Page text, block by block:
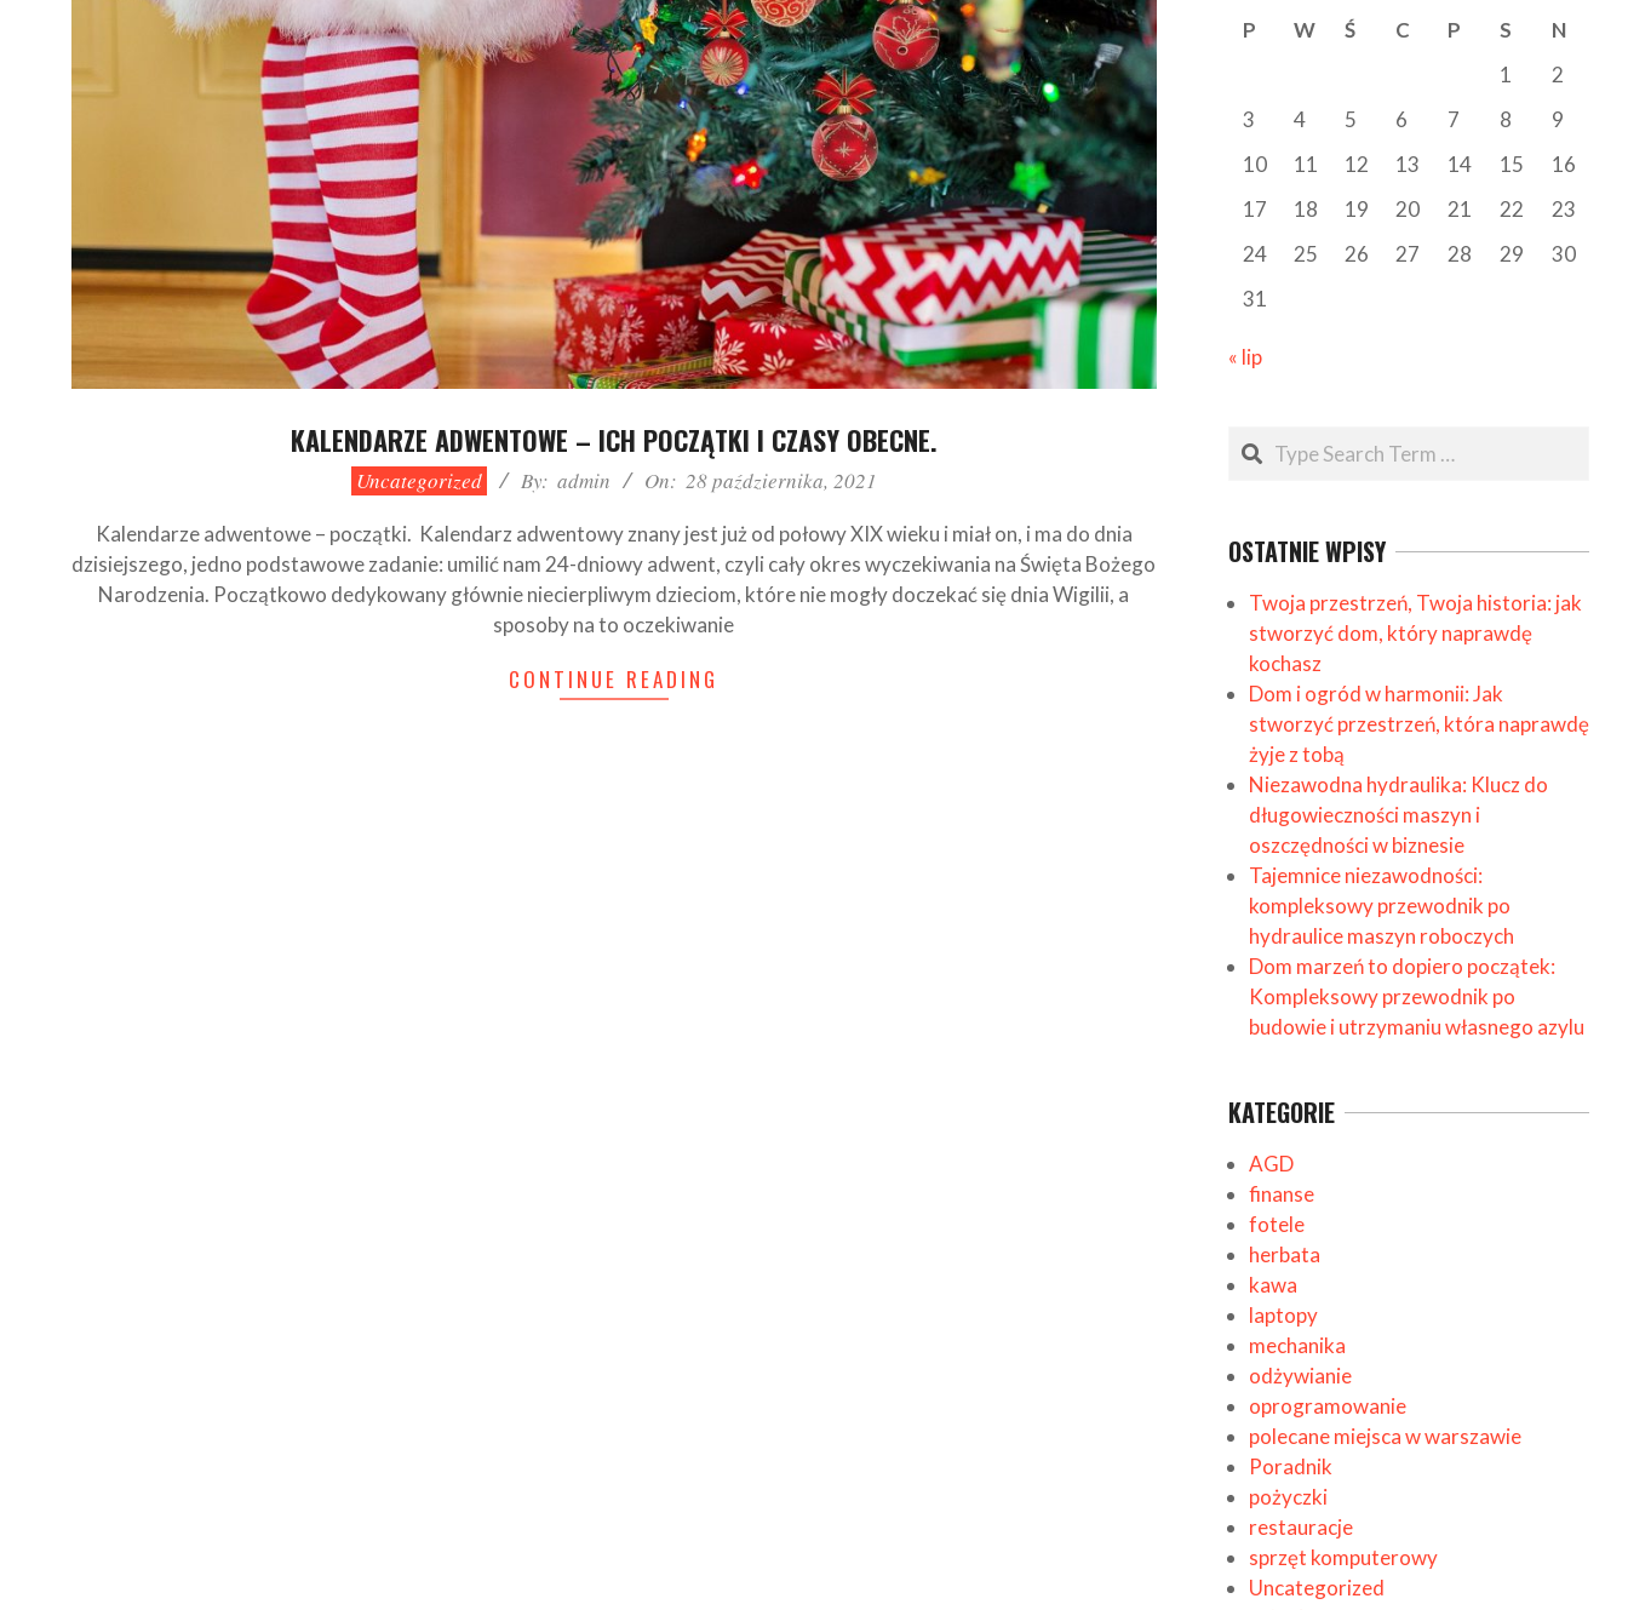
KALENDARZE ADWENTOWE – ICH POCZĄTKI I CZASY OBECNE.
Uncategorized By: admin On: 28 października, 2021
Kalendarze adwentowe – początki. Kalendarz adwentowy znany jest już od połowy XIX wieku i miał on, i ma do dnia
dzisiejszego, jedno podstawowe zadanie: umilić nam 24-dniowy adwent, czyli cały okres wyczekiwania na Święta Bożego
Narodzenia. Początkowo dedykowany głównie niecierpliwym dzieciom, które nie mogły doczekać się dnia Wigilii, a
sposoby na to oczekiwanie
CONTINUE READING
P
W Ś C P S
N
1
2
3
4 5 6 7 8
9
10
11 12 13 14 15
16
17
18 19 20 21 22
23
24
25 26 27 28 29
30
31
« lip
Search
OSTATNIE WPISY
Twoja przestrzeń, Twoja historia: jak
stworzyć dom, który naprawdę
kochasz
Dom i ogród w harmonii: Jak
stworzyć przestrzeń, która naprawdę
żyje z tobą
Niezawodna hydraulika: Klucz do
długowieczności maszyn i
oszczędności w biznesie
Tajemnice niezawodności:
kompleksowy przewodnik po
hydraulice maszyn roboczych
Dom marzeń to dopiero początek:
Kompleksowy przewodnik po
budowie i utrzymaniu własnego azylu
KATEGORIE
AGD
finanse
fotele
herbata
kawa
laptopy
mechanika
odżywianie
oprogramowanie
polecane miejsca w warszawie
Poradnik
pożyczki
restauracje
sprzęt komputerowy
Uncategorized